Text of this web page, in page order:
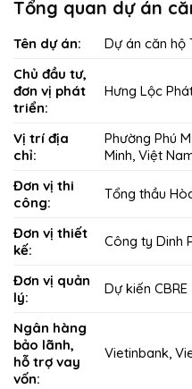
Tổng quan dự án
Tên dự án:
Dự án căn hộ
Chủ đầu tư,
đơn vị phát
triển:
Hưng Lộc
Vị trí địa
chỉ:
Phường Phú
Minh, Việt
Đơn vị thi
công:
Tổng thầu
Đơn vị thiết
kế:
Công ty Dinh
Đơn vị quản
lý:
Dự kiến CBRE
Ngân hàng
bảo lãnh,
hỗ trợ vay
vốn:
Vietinbank,